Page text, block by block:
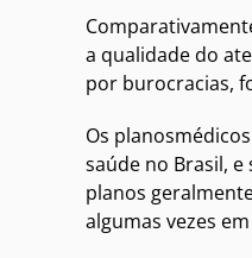
a qualidade do
por burocracias,
Os
saúde no Brasil,
planos
algumas vezes